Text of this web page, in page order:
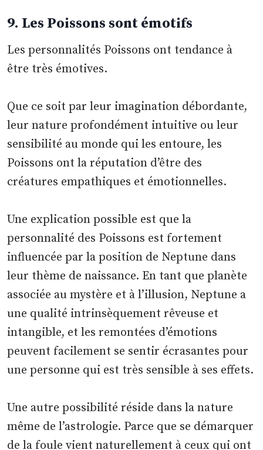
9. Les Poissons sont émotifs
Les personnalités Poissons ont tendance à
être très émotives.
Que ce soit par leur imagination débordante,
leur nature profondément intuitive ou leur
sensibilité au monde qui les entoure, les
Poissons ont la réputation d’être des
créatures empathiques et émotionnelles.
Une explication possible est que la
personnalité des Poissons est fortement
influencée par la position de Neptune dans
leur thème de naissance. En tant que planète
associée au mystère et à l’illusion, Neptune a
une qualité intrinsèquement rêveuse et
intangible, et les remontées d’émotions
peuvent facilement se sentir écrasantes pour
une personne qui est très sensible à ses effets.
Une autre possibilité réside dans la nature
même de l’astrologie. Parce que se démarquer
de la foule vient naturellement à ceux qui ont